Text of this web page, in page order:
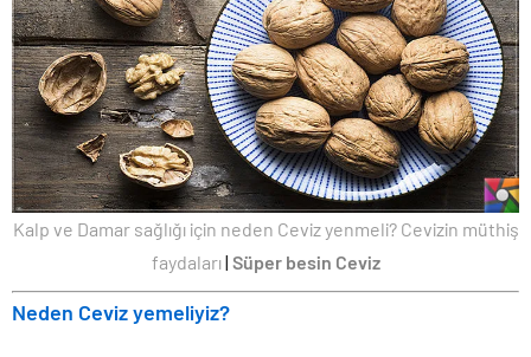
Kalp ve Damar sağlığı için neden Ceviz yenmeli? Cevizin müthiş
faydaları| Süper besin Ceviz
Neden Ceviz yemeliyiz?